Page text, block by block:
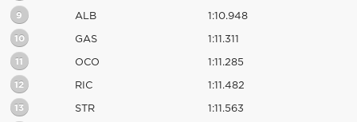
9 ALB 1:10.948
10 GAS 1:11.311
11 OCO 1:11.285
12 RIC 1:11.482
13 STR 1:11.563